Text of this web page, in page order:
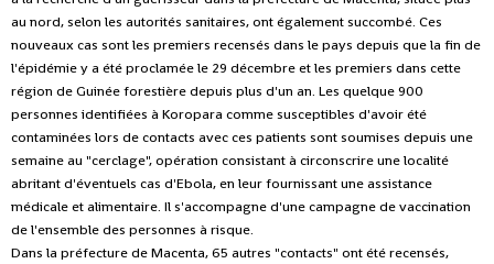
au nord, selon les autorités sanitaires, ont également succombé. Ces
nouveaux cas sont les premiers recensés dans le pays depuis que la fin de
l'épidémie y a été proclamée le 29 décembre et les premiers dans cette
région de Guinée forestière depuis plus d'un an. Les quelque 900
personnes identifiées à Koropara comme susceptibles d'avoir été
contaminées lors de contacts avec ces patients sont soumises depuis une
semaine au "cerclage", opération consistant à circonscrire une localité
abritant d'éventuels cas d'Ebola, en leur fournissant une assistance
médicale et alimentaire. Il s'accompagne d'une campagne de vaccination
de l'ensemble des personnes à risque.
Dans la préfecture de Macenta, 65 autres "contacts" ont été recensés,